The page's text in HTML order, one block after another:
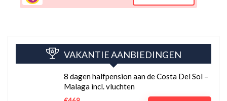
VAKANTIE AANBIEDINGEN
8 dagen halfpension aan de Costa Del Sol –
Malaga incl. vluchten